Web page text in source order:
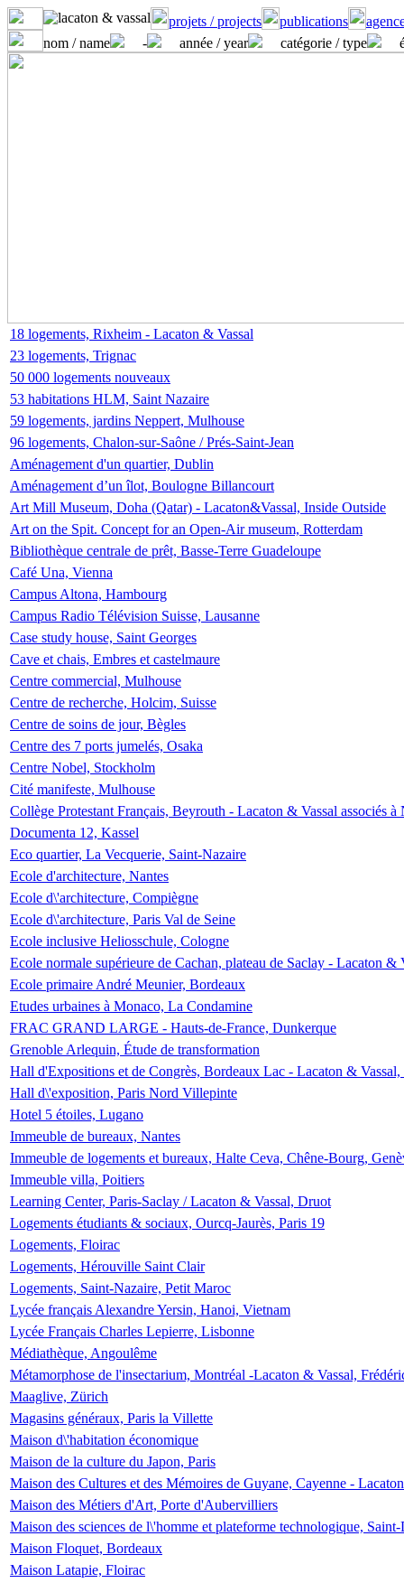
projets / projects publications
nom / name
- année / year catégorie / type
18 logements, Rixheim - Lacaton & Vassal
23 logements, Trignac
50 000 logements nouveaux
53 habitations HLM, Saint Nazaire
59 logements, jardins Neppert, Mulhouse
96 logements, Chalon-sur-Saône / Prés-Saint-Jean
Aménagement d'un quartier, Dublin
Aménagement d’un îlot, Boulogne Billancourt
Art Mill Museum, Doha (Qatar) - Lacaton&Vassal, Inside Outside
Art on the Spit. Concept for an Open-Air museum, Rotterdam
Bibliothèque centrale de prêt, Basse-Terre Guadeloupe
Café Una, Vienna
Campus Altona, Hambourg
Campus Radio Télévision Suisse, Lausanne
Case study house, Saint Georges
Cave et chais, Embres et castelmaure
Centre commercial, Mulhouse
Centre de recherche, Holcim, Suisse
Centre de soins de jour, Bègles
Centre des 7 ports jumelés, Osaka
Centre Nobel, Stockholm
Cité manifeste, Mulhouse
Collège Protestant Français, Beyrouth - Lacaton & Vassal associés
Documenta 12, Kassel
Eco quartier, La Vecquerie, Saint-Nazaire
Ecole d'architecture, Nantes
Ecole d\'architecture, Compiègne
Ecole d\'architecture, Paris Val de Seine
Ecole inclusive Heliosschule, Cologne
Ecole normale supérieure de Cachan, plateau de Saclay - Lacaton &
Ecole primaire André Meunier, Bordeaux
Etudes urbaines à Monaco, La Condamine
FRAC GRAND LARGE - Hauts-de-France, Dunkerque
Grenoble Arlequin, Étude de transformation
Hall d'Expositions et de Congrès, Bordeaux Lac - Lacaton &
Hall d\'exposition, Paris Nord Villepinte
Hotel 5 étoiles, Lugano
Immeuble de bureaux, Nantes
Immeuble de logements et bureaux, Halte Ceva, Chêne-Bourg,
Immeuble villa, Poitiers
Learning Center, Paris-Saclay / Lacaton & Vassal, Druot
Logements étudiants & sociaux, Ourcq-Jaurès, Paris 19
Logements, Floirac
Logements, Hérouville Saint Clair
Logements, Saint-Nazaire, Petit Maroc
Lycée français Alexandre Yersin, Hanoi, Vietnam
Lycée Français Charles Lepierre, Lisbonne
Médiathèque, Angoulême
Métamorphose de l'insectarium, Montréal -Lacaton & Vassal,
Maaglive, Zürich
Magasins généraux, Paris la Villette
Maison d\'habitation économique
Maison de la culture du Japon, Paris
Maison des Cultures et des Mémoires de Guyane, Cayenne -
Maison des Métiers d'Art, Porte d'Aubervilliers
Maison des sciences de l\'homme et plateforme technologique,
Maison Floquet, Bordeaux
Maison Latapie, Floirac